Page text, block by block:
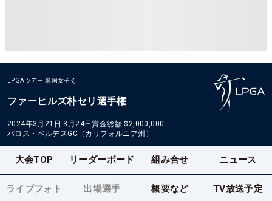
LPGAツアー 米国女子
ファーヒルズ朴セリ選手権
2024年3月21日-3月24日賞金総額 $2,000,000
パロス・ベルデスGC（カリフォルニア州）
大会TOP リーダーボード 組み合せ ニュース
ライブフォト 出場選手 概要など TV放送予定